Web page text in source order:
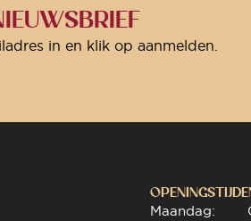
in en klik op aanmelden.
Maandag: